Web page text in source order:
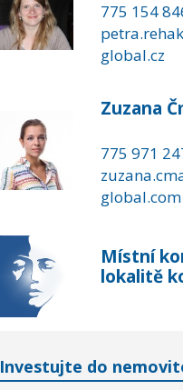
775 154
global.cz
Zuzana
775 971
global.com
Místní
lokalitě
Investujte do